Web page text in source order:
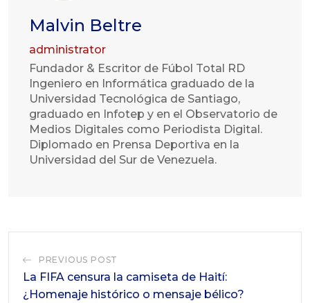
Malvin Beltre
administrator
Fundador & Escritor de Fúbol Total RD
Ingeniero en Informática graduado de la
Universidad Tecnológica de Santiago,
graduado en Infotep y en el Observatorio de
Medios Digitales como Periodista Digital.
Diplomado en Prensa Deportiva en la
Universidad del Sur de Venezuela.
PREVIOUS POST
La FIFA censura la camiseta de Haití:
¿Homenaje histórico o mensaje bélico?